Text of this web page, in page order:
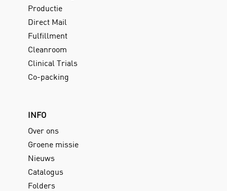
Productie
Direct Mail
Fulfillment
Cleanroom
Clinical Trials
Co-packing
INFO
Over ons
Groene missie
Nieuws
Catalogus
Folders